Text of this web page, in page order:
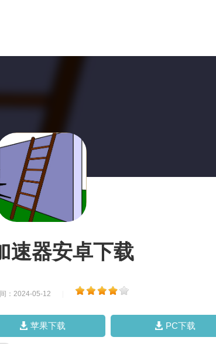
速器安卓下载
：2024-05-12
苹果下载 PC下载